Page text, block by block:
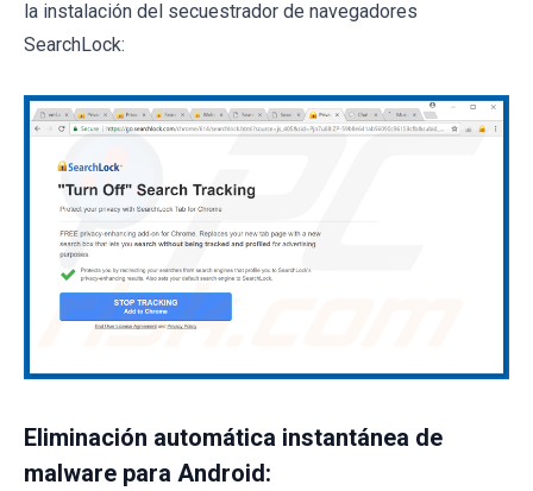
la instalación del secuestrador de navegadores
SearchLock:
Eliminación automática instantánea de
malware para Android: